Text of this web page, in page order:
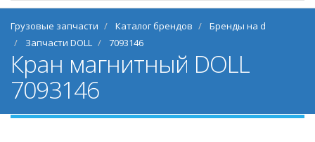
Грузовые запчасти Каталог брендов
Бренды на d
Запчасти DOLL
7093146
Кран магнитный DOLL
7093146